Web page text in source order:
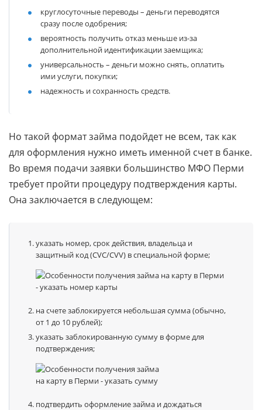
круглосуточные переводы – деньги переводятся
сразу после одобрения;
вероятность получить отказ меньше из-за
дополнительной идентификации заемщика;
универсальность – деньги можно снять, оплатить
ими услуги, покупки;
надежность и сохранность средств.
Но такой формат займа подойдет не всем, так как
для оформления нужно иметь именной счет в банке.
Во время подачи заявки большинство МФО Перми
требует пройти процедуру подтверждения карты.
Она заключается в следующем:
указать номер, срок действия, владельца и
защитный код (CVC/CVV) в специальной форме;
на счете заблокируется небольшая сумма (обычно,
от 1 до 10 рублей);
указать заблокированную сумму в форме для
подтверждения;
подтвердить оформление займа и дождаться